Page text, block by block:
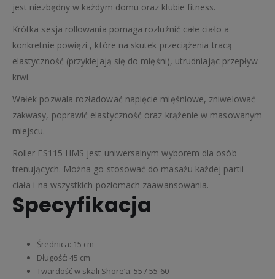
jest niezbędny w każdym domu oraz klubie fitness.
Krótka sesja rollowania pomaga rozluźnić całe ciało a
konkretnie powięzi , które na skutek przeciążenia tracą
elastyczność (przyklejają się do mięśni), utrudniając przepływ
krwi.
Wałek pozwala rozładować napięcie mięśniowe, zniwelować
zakwasy, poprawić elastyczność oraz krążenie w masowanym
miejscu.
Roller FS115 HMS jest uniwersalnym wyborem dla osób
trenujących. Można go stosować do masażu każdej partii
ciała i na wszystkich poziomach zaawansowania.
Specyfikacja
Średnica: 15 cm
Długość: 45 cm
Twardość w skali Shore’a: 55 / 55-60